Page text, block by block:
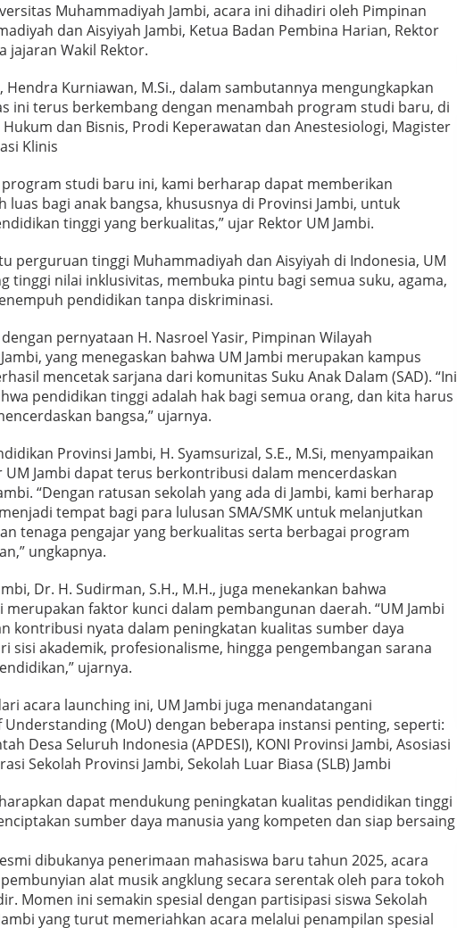
Muhammadiyah Jambi, acara ini dihadiri oleh Pimpinan
dan Aisyiyah Jambi, Ketua Badan Pembina Harian, Rektor
jajaran Wakil Rektor.
Hendra Kurniawan, M.Si., dalam sambutannya mengungkapkan
ini terus berkembang dengan menambah program studi baru, di
dan Bisnis, Prodi Keperawatan dan Anestesiologi, Magister
Klinis
program studi baru ini, kami berharap dapat memberikan
luas bagi anak bangsa, khususnya di Provinsi Jambi, untuk
tinggi yang berkualitas,” ujar Rektor UM Jambi.
perguruan tinggi Muhammadiyah dan Aisyiyah di Indonesia, UM
tinggi nilai inklusivitas, membuka pintu bagi semua suku, agama,
pendidikan tanpa diskriminasi.
pernyataan H. Nasroel Yasir, Pimpinan Wilayah
yang menegaskan bahwa UM Jambi merupakan kampus
mencetak sarjana dari komunitas Suku Anak Dalam (SAD). “Ini
pendidikan tinggi adalah hak bagi semua orang, dan kita harus
bangsa,” ujarnya.
Provinsi Jambi, H. Syamsurizal, S.E., M.Si, menyampaikan
UM Jambi dapat terus berkontribusi dalam mencerdaskan
“Dengan ratusan sekolah yang ada di Jambi, kami berharap
tempat bagi para lulusan SMA/SMK untuk melanjutkan
tenaga pengajar yang berkualitas serta berbagai program
ungkapnya.
Dr. H. Sudirman, S.H., M.H., juga menekankan bahwa
faktor kunci dalam pembangunan daerah. “UM Jambi
kontribusi nyata dalam peningkatan kualitas sumber daya
sisi akademik, profesionalisme, hingga pengembangan sarana
ujarnya.
acara launching ini, UM Jambi juga menandatangani
(MoU) dengan beberapa instansi penting, seperti:
Desa Seluruh Indonesia (APDESI), KONI Provinsi Jambi, Asosiasi
Sekolah Provinsi Jambi, Sekolah Luar Biasa (SLB) Jambi
dapat mendukung peningkatan kualitas pendidikan tinggi
sumber daya manusia yang kompeten dan siap bersaing
dibukanya penerimaan mahasiswa baru tahun 2025, acara
alat musik angklung secara serentak oleh para tokoh
Momen ini semakin spesial dengan partisipasi siswa Sekolah
yang turut memeriahkan acara melalui penampilan spesial